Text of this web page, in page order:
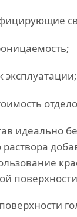
эксплуатации;
идеально
раствора